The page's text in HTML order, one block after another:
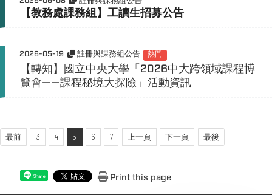
【教務處課務組】工讀生招募公告
2026-05-19 註冊與課務組公告 熱門
【轉知】國立中央大學「2026中大跨領域課程博
覽會——課程秘境大探險」活動資訊
最前 3 4 5 6 7 上一頁 下一頁 最後
Share Print this page